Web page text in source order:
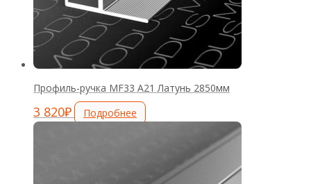
Профиль-ручка MF33 А21 Латунь 2850мм
3 820₽ Подробнее